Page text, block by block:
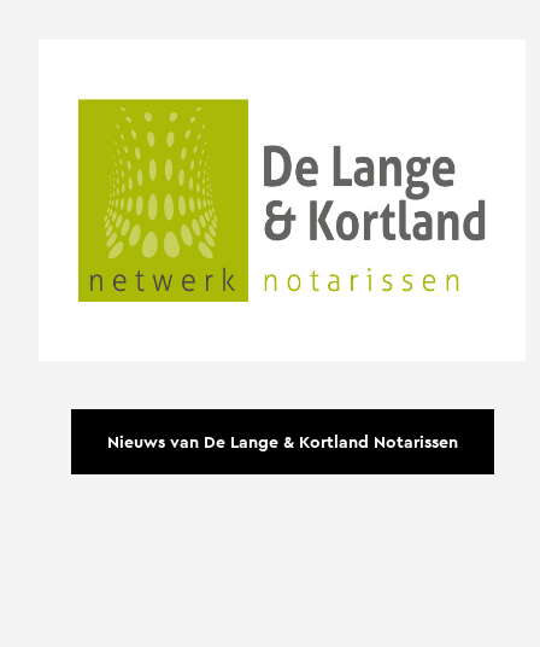
Nieuws van De Lange & Kortland Notarissen